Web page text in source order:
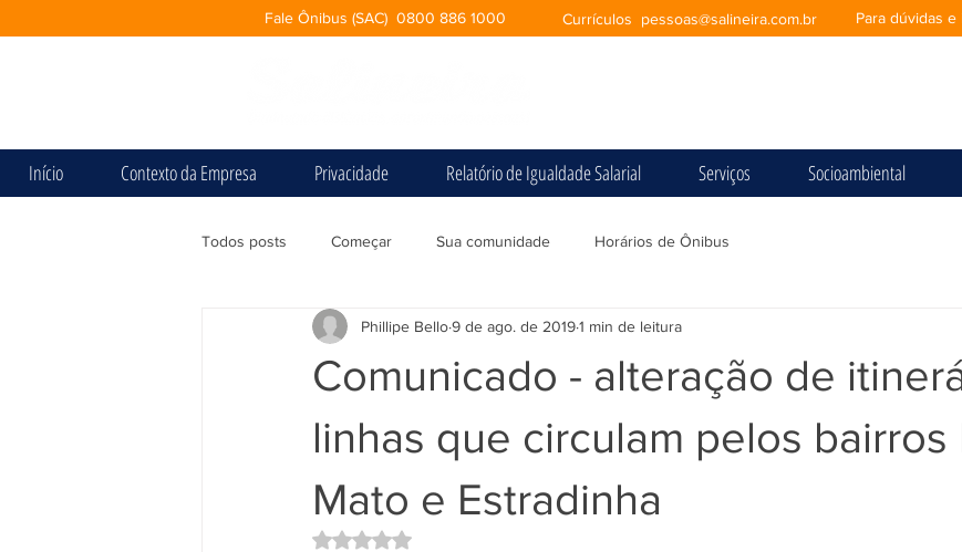
Fale Ônibus (SAC) 0800 886 1000 Currículos pessoas@salineira.com.br Para dúvidas
Início Contexto da Empresa Privacidade Relatório de Igualdade Salarial Serviços Socioambiental
Todos posts Começar Sua comunidade Horários de Ônibus
Comunicado - alteração de
linhas que circulam pelos bairros
Mato e Estradinha
Phillipe Bello9 de ago. de 20191 min de leitura
Avaliado com NaN de 5 estrelas.